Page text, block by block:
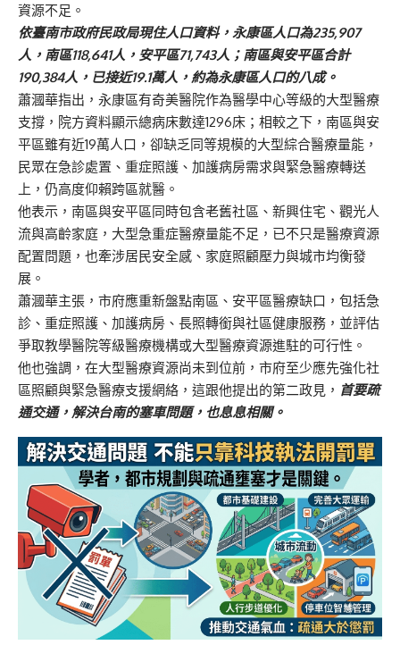
資源不足。
依臺南市政府民政局現住人口資料，永康區人口為235,907
人，南區118,641人，安平區71,743人；南區與安平區合計
190,384人，已接近19.1萬人，約為永康區人口的八成。
蕭漍華指出，永康區有奇美醫院作為醫學中心等級的大型醫療
支撐，院方資料顯示總病床數達1296床；相較之下，南區與安
平區雖有近19萬人口，卻缺乏同等規模的大型綜合醫療量能，
民眾在急診處置、重症照護、加護病房需求與緊急醫療轉送
上，仍高度仰賴跨區就醫。
他表示，南區與安平區同時包含老舊社區、新興住宅、觀光人
流與高齡家庭，大型急重症醫療量能不足，已不只是醫療資源
配置問題，也牽涉居民安全感、家庭照顧壓力與城市均衡發
展。
蕭漍華主張，市府應重新盤點南區、安平區醫療缺口，包括急
診、重症照護、加護病房、長照轉銜與社區健康服務，並評估
爭取教學醫院等級醫療機構或大型醫療資源進駐的可行性。
他也強調，在大型醫療資源尚未到位前，市府至少應先強化社
區照顧與緊急醫療支援網絡，這跟他提出的第二政見， 首要疏
通交通，解決台南的塞車問題，也息息相關。